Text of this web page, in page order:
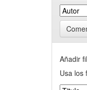
Añadir
Usa los